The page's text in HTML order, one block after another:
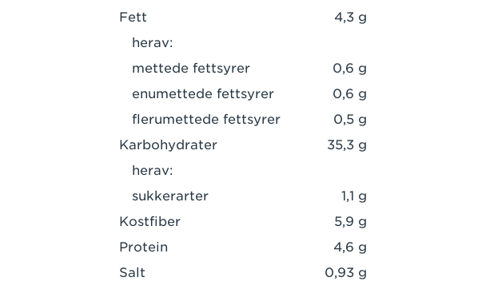
Fett
4,3 g
herav:
mettede fettsyrer
0,6 g
enumettede fettsyrer
0,6 g
flerumettede fettsyrer
0,5 g
Karbohydrater
35,3 g
herav:
sukkerarter
1,1 g
Kostfiber
5,9 g
Protein
4,6 g
Salt
0,93 g